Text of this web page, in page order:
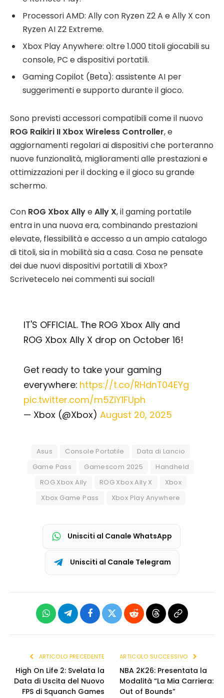
Processori AMD: Ally con Ryzen Z2 A e Ally X con
Ryzen AI Z2 Extreme.
Xbox Play Anywhere: oltre 1.000 titoli giocabili su
console, PC e dispositivi portatili.
Gaming Copilot (Beta): assistente AI per
suggerimenti e supporto durante il gioco.
Sono previsti accessori compatibili come il nuovo
ROG Raikiri II Xbox Wireless Controller, e
aggiornamenti regolari ai dispositivi che porteranno
nuove funzionalità, miglioramenti alle prestazioni e
ottimizzazioni per il docking e il gioco su grande
schermo.
Con ROG Xbox AllyeAlly X, il gaming portatile
entra in una nuova era, combinando prestazioni
elevate, flessibilità e accesso a un ampio catalogo
di titoli, sia in mobilità sia a casa. Cosa ne pensate
dei due nuovi dispositivi portatili di Xbox?
Scrivetecelo nei commenti sui social!
IT'S OFFICIAL. The ROG Xbox Ally and
ROG Xbox Ally X drop on October 16!
Get ready to take your gaming
everywhere: https://t.co/RHdnT04EYg
pic.twitter.com/m5ZiY1FUph
— Xbox (@Xbox) August 20, 2025
Asus Console Portatile
Data di Lancio
Game Pass
Gamescom 2025
Handheld
ROG Xbox Ally
ROG Xbox Ally X
Xbox
Xbox Game Pass
Xbox Play Anywhere
Unisciti al Canale WhatsApp
Unisciti al Canale Telegram
WhatsAppTelegramFacebook
X
Reddit ThreadsCopia
ARTICOLO PRECEDENTE
High On Life 2: Svelata la
Data di Uscita del Nuovo
FPS di Squanch Games
ARTICOLO SUCCESSIVO
NBA 2K26: Presentata la
Modalità “La Mia Carriera:
Out of Bounds”